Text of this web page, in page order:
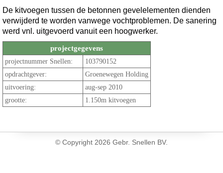
De kitvoegen tussen de betonnen gevelelementen dienden
verwijderd te worden vanwege vochtproblemen. De sanering
werd vnl. uitgevoerd vanuit een hoogwerker.
projectgegevens
projectnummer Snellen:
103790152
opdrachtgever:
Groenewegen Holding
uitvoering:
aug-sep 2010
grootte:
1.150m kitvoegen
© Copyright 2026 Gebr. Snellen BV.